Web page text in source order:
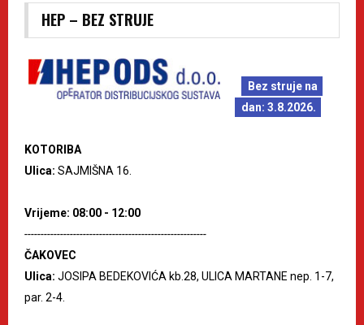
HEP – BEZ STRUJE
Bez struje na
dan: 3.8.2026.
KOTORIBA
Ulica: SAJMIŠNA 16.
Vrijeme: 08:00 - 12:00
--------------------------------------------------------
ČAKOVEC
Ulica: JOSIPA BEDEKOVIĆA kb.28, ULICA MARTANE nep. 1-7,
par. 2-4.